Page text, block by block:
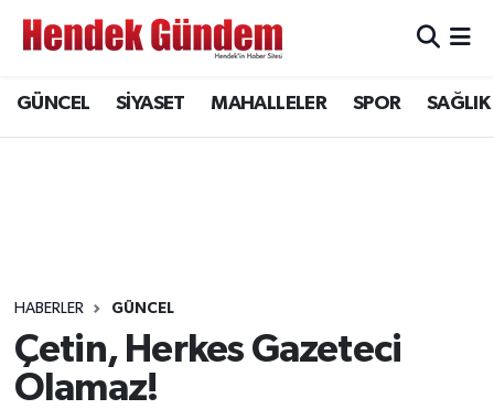
GÜNCEL SİYASET MAHALLELER SPOR SAĞLIK
HABERLER GÜNCEL
Çetin, Herkes Gazeteci
Olamaz!
Sakarya Hava Durumu
Süper Lig Puan Durumu ve Fikstür
Tüm Manşetler